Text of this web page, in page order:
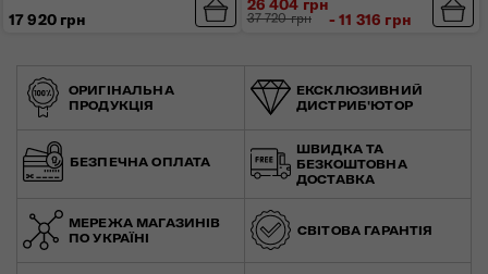
17 920 грн
26 404 грн
37 720 грн - 11 316 грн
ОРИГІНАЛЬНА
ПРОДУКЦІЯ
ЕКСКЛЮЗИВНИЙ
ДИСТРИБ'ЮТОР
БЕЗПЕЧНА ОПЛАТА
ШВИДКА ТА
БЕЗКОШТОВНА
ДОСТАВКА
МЕРЕЖА МАГАЗИНІВ
ПО УКРАЇНІ
СВІТОВА ГАРАНТІЯ